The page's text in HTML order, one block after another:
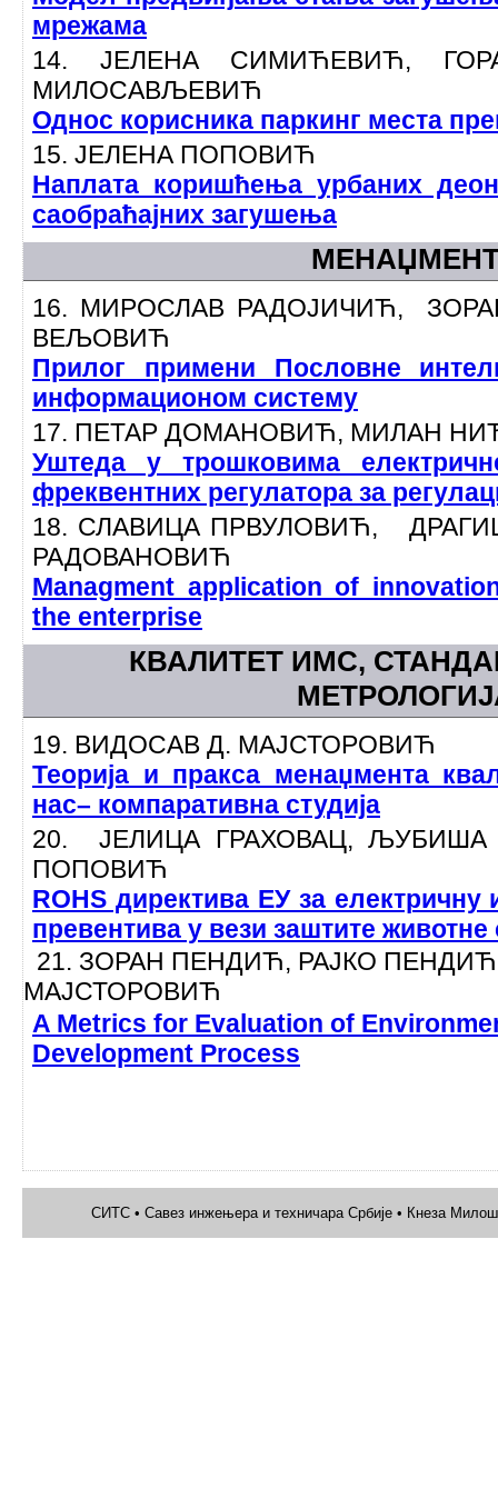
мрежама
14. ЈЕЛЕНА СИМИЋЕВИЋ,
МИЛОСАВЉЕВИЋ
Однос корисника паркинг места
15. ЈЕЛЕНА ПОПОВИЋ
Наплата коришћења урбаних
саобраћајних загушења
16. МИРОСЛАВ РАДОЈИЧИЋ,
ВЕЉОВИЋ
Прилог примени Пословне
информационом систему
17. ПЕТАР ДОМАНОВИЋ, МИЛАН
Уштеда у трошковима
фреквентних регулатора за
18. СЛАВИЦА ПРВУЛОВИЋ,
РАДОВАНОВИЋ
Managment application of
the enterprise
КВАЛИТЕТ ИМС,
19. ВИДОСАВ Д. МАЈСТОРОВИЋ
Теорија и пракса менаџмента
нас– компаративна студија
20. ЈЕЛИЦА ГРАХОВАЦ, ЉУБИША
ПОПОВИЋ
ROHS директива ЕУ за
превентива у вези заштите
21. ЗОРАН ПЕНДИЋ, РАЈКО
МАЈСТОРОВИЋ
A Metrics for Evaluation of
Development Process
СИТС • Савез инжењера и техничара Србије • Кнеза